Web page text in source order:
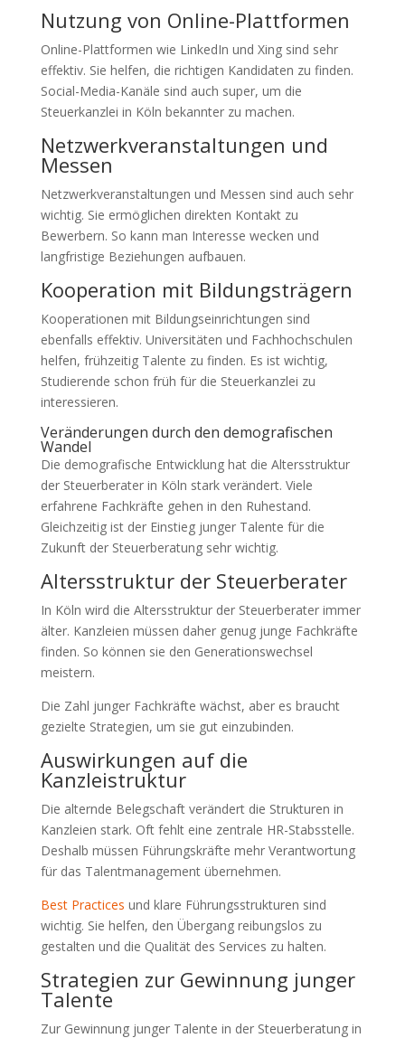
Nutzung von Online-Plattformen
Online-Plattformen wie LinkedIn und Xing sind sehr
effektiv. Sie helfen, die richtigen Kandidaten zu finden.
Social-Media-Kanäle sind auch super, um die
Steuerkanzlei in Köln bekannter zu machen.
Netzwerkveranstaltungen und
Messen
Netzwerkveranstaltungen und Messen sind auch sehr
wichtig. Sie ermöglichen direkten Kontakt zu
Bewerbern. So kann man Interesse wecken und
langfristige Beziehungen aufbauen.
Kooperation mit Bildungsträgern
Kooperationen mit Bildungseinrichtungen sind
ebenfalls effektiv. Universitäten und Fachhochschulen
helfen, frühzeitig Talente zu finden. Es ist wichtig,
Studierende schon früh für die Steuerkanzlei zu
interessieren.
Veränderungen durch den demografischen
Wandel
Die demografische Entwicklung hat die Altersstruktur
der Steuerberater in Köln stark verändert. Viele
erfahrene Fachkräfte gehen in den Ruhestand.
Gleichzeitig ist der Einstieg junger Talente für die
Zukunft der Steuerberatung sehr wichtig.
Altersstruktur der Steuerberater
In Köln wird die Altersstruktur der Steuerberater immer
älter. Kanzleien müssen daher genug junge Fachkräfte
finden. So können sie den Generationswechsel
meistern.
Die Zahl junger Fachkräfte wächst, aber es braucht
gezielte Strategien, um sie gut einzubinden.
Auswirkungen auf die
Kanzleistruktur
Die alternde Belegschaft verändert die Strukturen in
Kanzleien stark. Oft fehlt eine zentrale HR-Stabsstelle.
Deshalb müssen Führungskräfte mehr Verantwortung
für das Talentmanagement übernehmen.
Best Practices und klare Führungsstrukturen sind
wichtig. Sie helfen, den Übergang reibungslos zu
gestalten und die Qualität des Services zu halten.
Strategien zur Gewinnung junger
Talente
Zur Gewinnung junger Talente in der Steuerberatung in